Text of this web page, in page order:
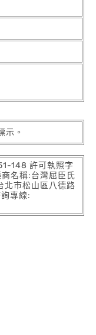
示。
148 許可執照字
名稱:台灣屈臣氏
北市松山區八德路
專線: